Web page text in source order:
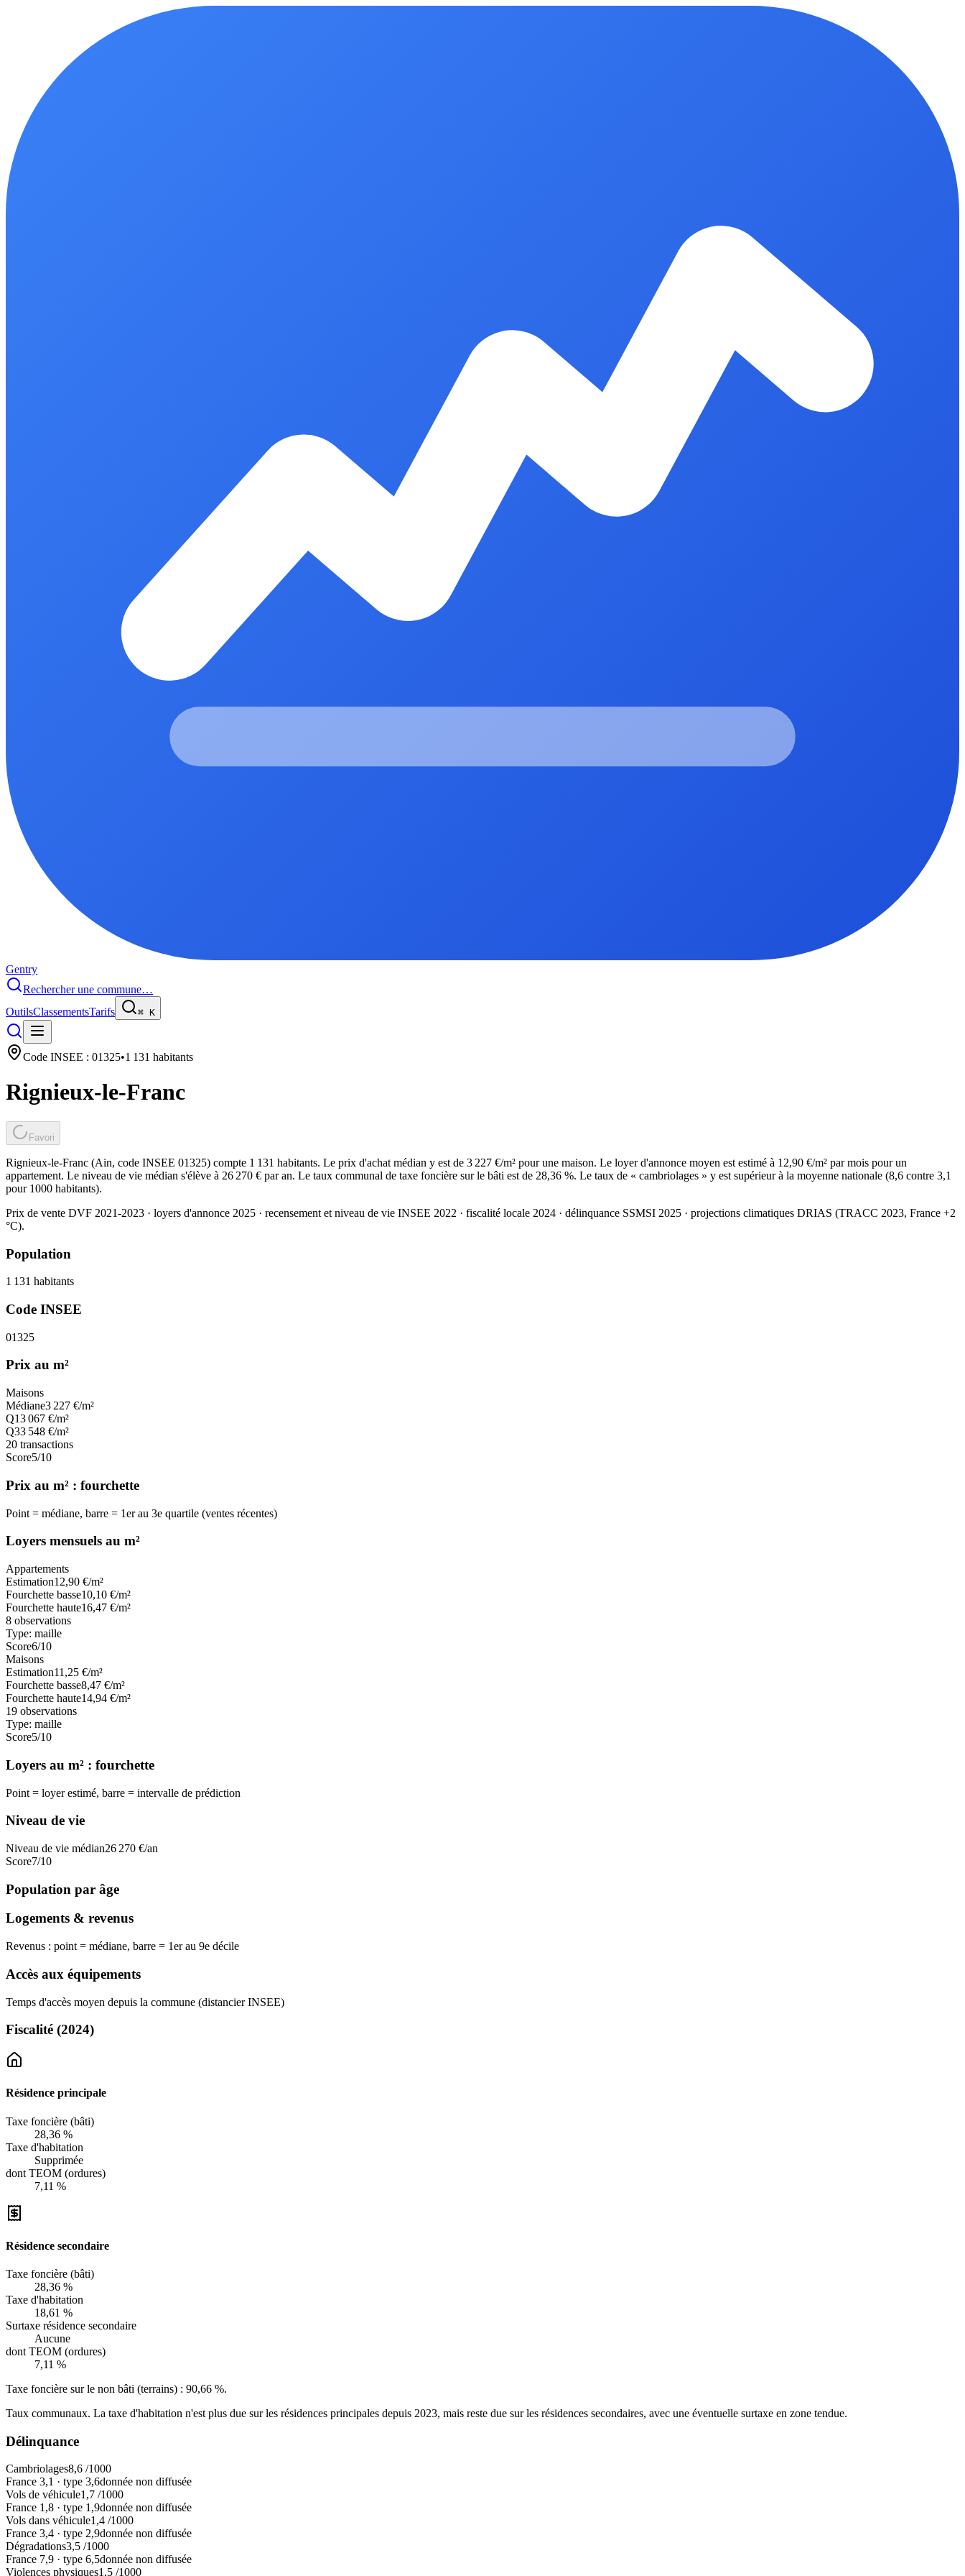
Gentry
Rechercher une commune…
OutilsClassementsTarifs ⌘ K
Code INSEE : 01325•1 131 habitants
Rignieux-le-Franc
Favori
Rignieux-le-Franc (Ain, code INSEE 01325) compte 1 131 habitants. Le prix d'achat médian y est de 3 227 €/m² pour une maison. Le loyer d'annonce moyen est estimé à 12,90 €/m² par mois pour un
appartement. Le niveau de vie médian s'élève à 26 270 € par an. Le taux communal de taxe foncière sur le bâti est de 28,36 %. Le taux de « cambriolages » y est supérieur à la moyenne nationale (8,6 contre 3,1
pour 1000 habitants).
Prix de vente DVF 2021-2023 · loyers d'annonce 2025 · recensement et niveau de vie INSEE 2022 · fiscalité locale 2024 · délinquance SSMSI 2025 · projections climatiques DRIAS (TRACC 2023, France +2
°C).
Population
1 131 habitants
Code INSEE
01325
Prix au m²
Maisons
Médiane3 227 €/m²
Q13 067 €/m²
Q33 548 €/m²
20 transactions
Score5/10
Prix au m² : fourchette
Point = médiane, barre = 1er au 3e quartile (ventes récentes)
Loyers mensuels au m²
Appartements
Estimation12,90 €/m²
Fourchette basse10,10 €/m²
Fourchette haute16,47 €/m²
8 observations
Type: maille
Score6/10
Maisons
Estimation11,25 €/m²
Fourchette basse8,47 €/m²
Fourchette haute14,94 €/m²
19 observations
Type: maille
Score5/10
Loyers au m² : fourchette
Point = loyer estimé, barre = intervalle de prédiction
Niveau de vie
Niveau de vie médian26 270 €/an
Score7/10
Population par âge
Logements & revenus
Revenus : point = médiane, barre = 1er au 9e décile
Accès aux équipements
Temps d'accès moyen depuis la commune (distancier INSEE)
Fiscalité (2024)
Résidence principale
Taxe foncière (bâti)
28,36 %
Taxe d'habitation
Supprimée
dont TEOM (ordures)
7,11 %
Résidence secondaire
Taxe foncière (bâti)
28,36 %
Taxe d'habitation
18,61 %
Surtaxe résidence secondaire
Aucune
dont TEOM (ordures)
7,11 %
Taxe foncière sur le non bâti (terrains) : 90,66 %.
Taux communaux. La taxe d'habitation n'est plus due sur les résidences principales depuis 2023, mais reste due sur les résidences secondaires, avec une éventuelle surtaxe en zone tendue.
Délinquance
Cambriolages8,6 /1000
France 3,1 · type 3,6donnée non diffusée
Vols de véhicule1,7 /1000
France 1,8 · type 1,9donnée non diffusée
Vols dans véhicule1,4 /1000
France 3,4 · type 2,9donnée non diffusée
Dégradations3,5 /1000
France 7,9 · type 6,5donnée non diffusée
Violences physiques1,5 /1000